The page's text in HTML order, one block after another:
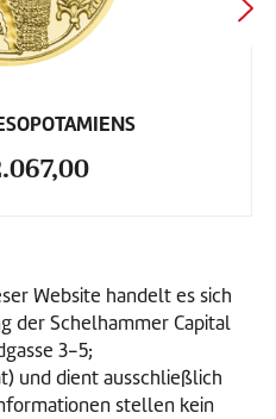
Website handelt es sich
der Schelhammer Capital
3-5;
und dient ausschließlich
stellen kein